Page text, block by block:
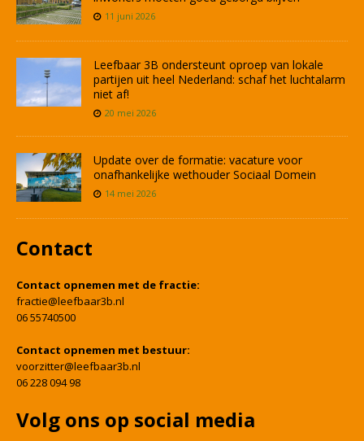
11 juni 2026
Leefbaar 3B ondersteunt oproep van lokale
partijen uit heel Nederland: schaf het luchtalarm
niet af!
20 mei 2026
Update over de formatie: vacature voor
onafhankelijke wethouder Sociaal Domein
14 mei 2026
Contact
Contact opnemen met de fractie:
fractie@leefbaar3b.nl
06 55740500
Contact opnemen met bestuur:
voorzitter@leefbaar3b.nl
06 228 094 98
Volg ons op social media